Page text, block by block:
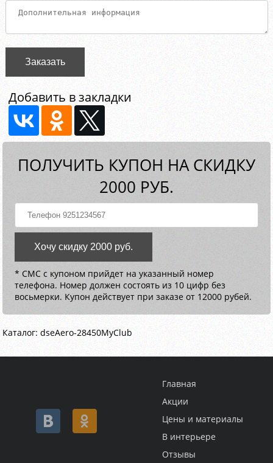
Заказать
Добавить в закладки
ПОЛУЧИТЬ КУПОН НА СКИДКУ
2000 РУБ.
Хочу скидку 2000 руб.
* СМС с купоном прийдет на указанный номер
телефона. Номер должен состоять из 10 цифр без
восьмерки. Купон действует при заказе от 12000 рубей.
Каталог: dseAero-28450MyClub
Главная
Акции
Цены и материалы
В интерьере
Отзывы